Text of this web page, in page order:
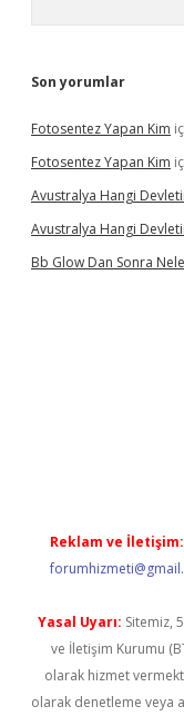
Son yorumlar
Fotosentez Yapan Kim
Fotosentez Yapan Kim
Avustralya Hangi
Avustralya Hangi
Bb Glow Dan Sonra
Reklam ve İletişim:
Yasal Uyarı: Sitemiz,
ve İletişim Kurumu
olarak hizmet
olarak denetleme veya